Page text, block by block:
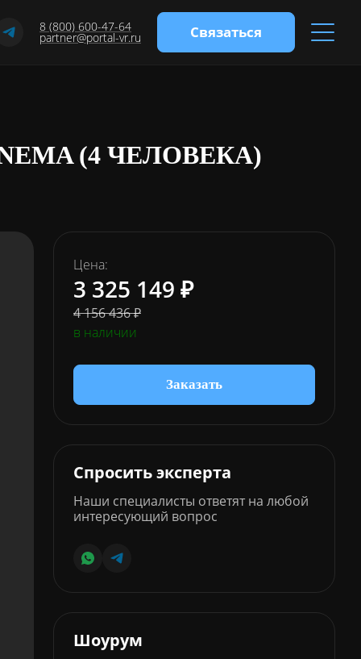
8 (800) 600-47-64
partner@portal-vr.ru Связаться
(4 ЧЕЛОВЕКА)
Цена:
3 325 149 ₽
4 156 436 ₽
в наличии
Заказать
Спросить эксперта
Наши специалисты ответят на любой
интересующий вопрос
Шоурум